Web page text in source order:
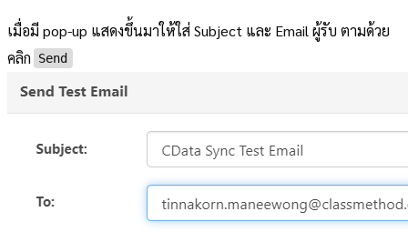
เมื่อมี pop-up แสดงขึ้นมาให้ใส่ Subject และ Email ผู้รับ ตามด้วย
คลิก
Send